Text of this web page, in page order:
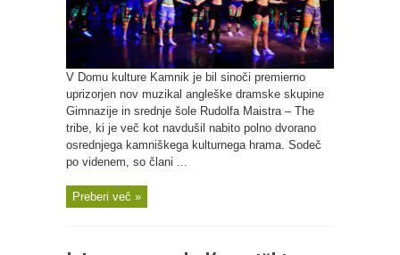
V Domu kulture Kamnik je bil sinoči premierno
uprizorjen nov muzikal angleške dramske skupine
Gimnazije in srednje šole Rudolfa Maistra – The
tribe, ki je več kot navdušil nabito polno dvorano
osrednjega kamniškega kulturnega hrama. Sodeč
po videnem, so člani ...
Preberi več »